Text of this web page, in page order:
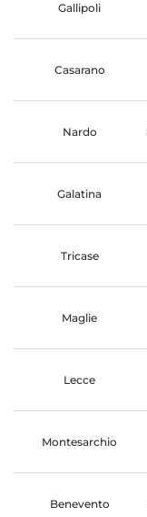
Gallipoli
Casarano
Nardo
Galatina
Tricase
Maglie
Lecce
Montesarchio
Benevento